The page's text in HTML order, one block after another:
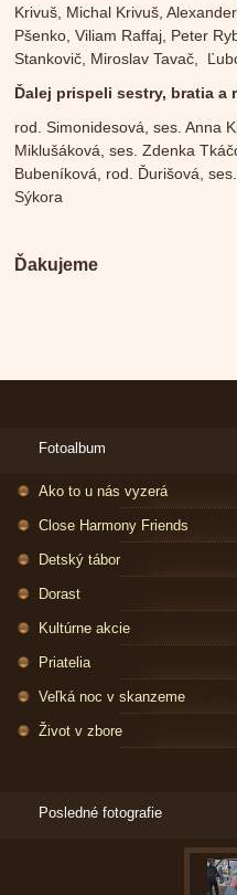
Krivuš, Michal Krivuš,
Pšenko, Viliam Raffaj, Peter
Stankovič, Miroslav Tavač,
Ďalej prispeli sestry, bratia a
rod. Simonidesová, ses. Anna
Miklušáková, ses. Zdenka
Bubeníková, rod. Ďurišová,
Sýkora
Ďakujeme
Fotoalbum
Ako to u nás vyzerá
Close Harmony Friends
Detský tábor
Dorast
Kultúrne akcie
Priatelia
Veľká noc v skanzeme
Život v zbore
Posledné fotografie